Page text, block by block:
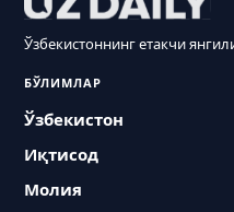
Ўзбекистоннинг етакчи
БЎЛИМЛАР
Ўзбекистон
Иқтисод
Молия